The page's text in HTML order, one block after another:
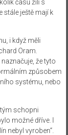
času žili s
stále ještě mají k
i když měli
Oram.
že tyto
způsobem
systému, nebo
schopni
možné dříve. I
nebyl vyroben“.